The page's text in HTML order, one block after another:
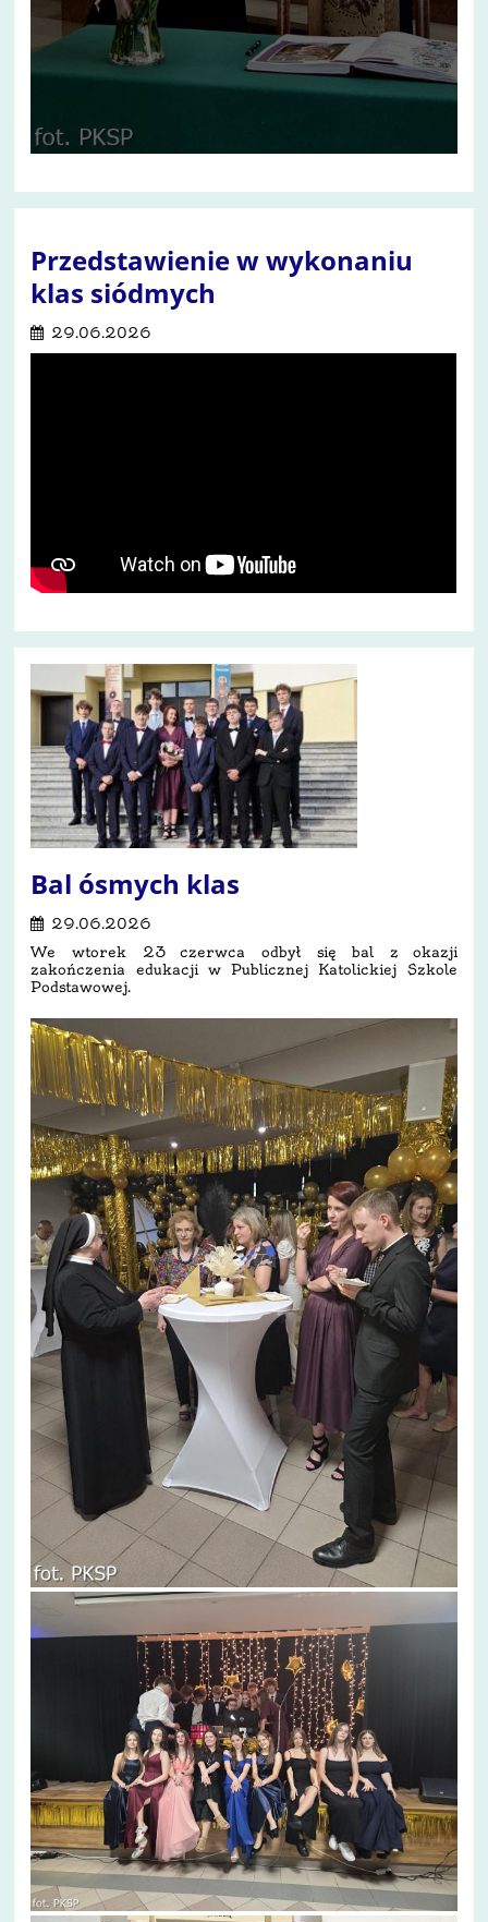
Przedstawienie w wykonaniu
klas siódmych
29.06.2026
Bal ósmych klas
29.06.2026
We wtorek 23 czerwca odbył się bal z okazji
zakończenia edukacji w Publicznej Katolickiej Szkole
Podstawowej.